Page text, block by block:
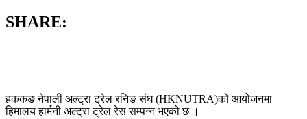
SHARE:
हककङ नेपाली अल्ट्रा ट्रेल रनिङ संघ (HKNUTRA)को आयोजनमा
हिमालय हार्मनी अल्ट्रा ट्रेल रेस सम्पन्न भएको छ ।